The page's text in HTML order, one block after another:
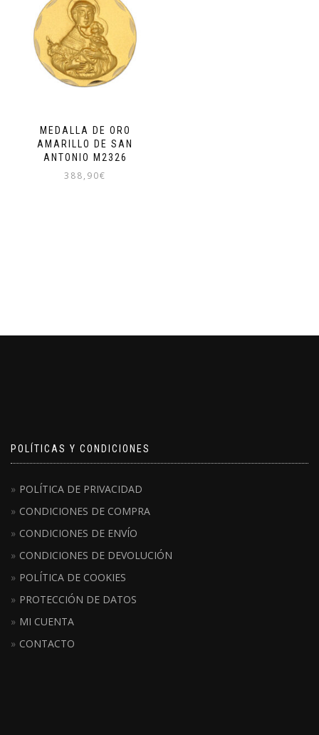
MEDALLA DE ORO
AMARILLO DE SAN
ANTONIO M2326
388,90€
POLÍTICAS Y CONDICIONES
POLÍTICA DE PRIVACIDAD
CONDICIONES DE COMPRA
CONDICIONES DE ENVÍO
CONDICIONES DE DEVOLUCIÓN
POLÍTICA DE COOKIES
PROTECCIÓN DE DATOS
MI CUENTA
CONTACTO